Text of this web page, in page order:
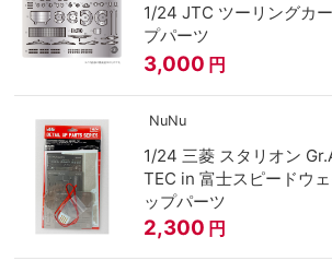
1/24 JTC ツーリングカ
プパーツ
3,000 円
NuNu
1/24 三菱 スタリオン
TEC in 富士スピードウ
ップパーツ
2,300 円